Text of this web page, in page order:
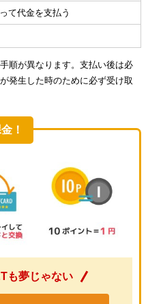
て代金を支払う
順が異なります。支払い後は必
発生した時のために必ず受け取
！
も夢じゃない